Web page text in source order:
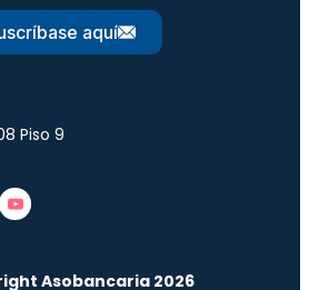
aquí
Piso 9
Asobancaria 2026